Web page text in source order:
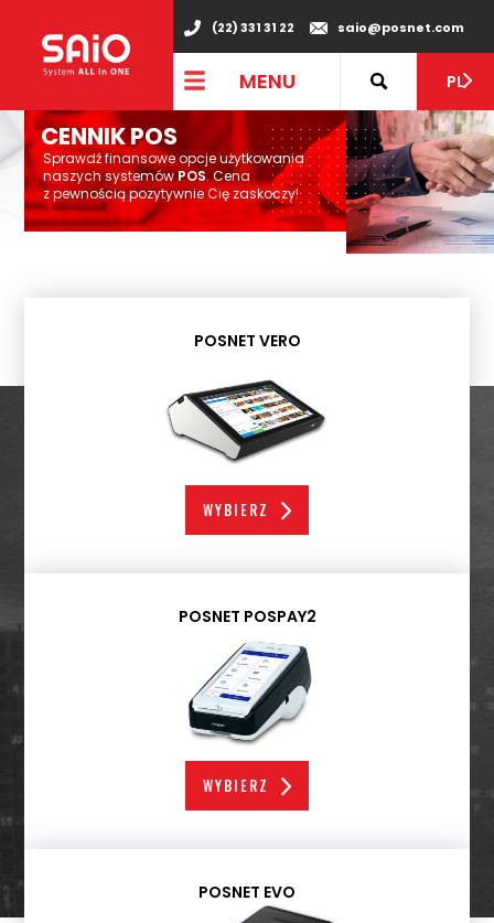
(22) 331 31 22 saio@posnet.com
MENU PL
CENNIK POS
Sprawdź finansowe opcje użytkowania
naszych systemówPOS. Cena
z pewnością pozytywnie Cię zaskoczy!
POSNET VERO
WYBIERZ
POSNET POSPAY2
WYBIERZ
POSNET EVO